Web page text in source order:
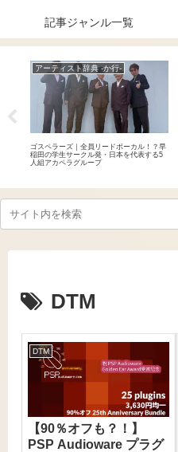
記事ジャンル一覧
アーティスト辞典 -か行-
ゴスペラーズ｜全員リードボーカル！？早
稲田の学生サークル発・日本を代表する5
人組アカペラグループ
DTM
DTM
【90％オフも？！】
PSP Audioware プラグ